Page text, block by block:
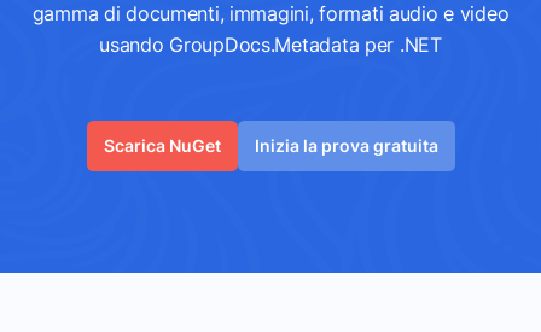
gamma di documenti, immagini, formati audio e video
usando GroupDocs.Metadata per .NET
Scarica NuGet Inizia la prova gratuita